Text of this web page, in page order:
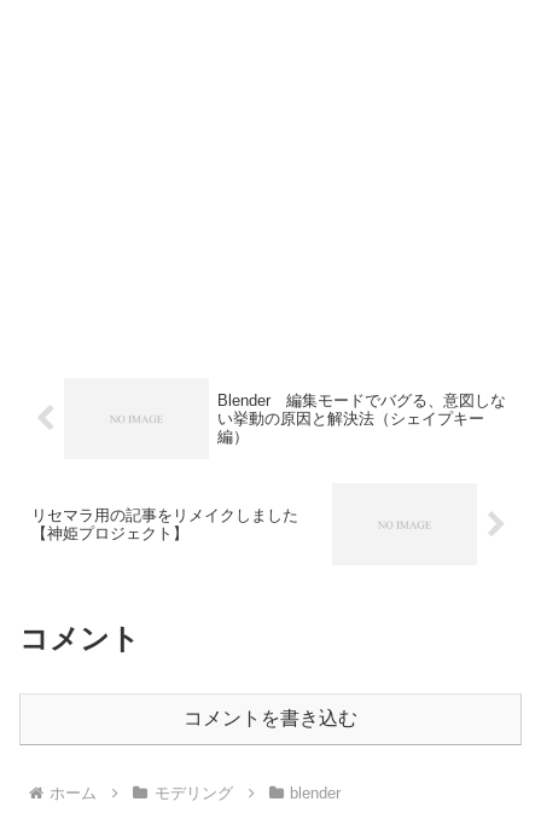
Blender 編集モードでバグる、意図しな
い挙動の原因と解決法（シェイプキー
編）
リセマラ用の記事をリメイクしました
【神姫プロジェクト】
コメント
コメントを書き込む
ホーム モデリング blender